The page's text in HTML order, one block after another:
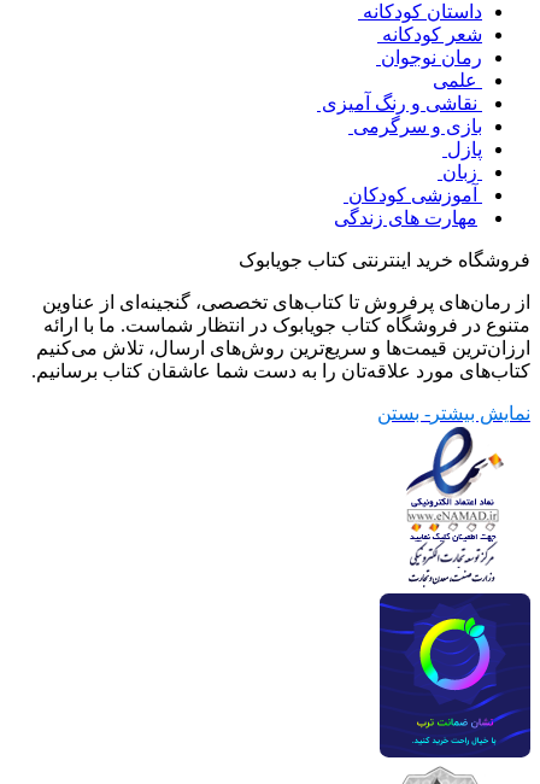
داستان کودکانه
شعر کودکانه
رمان نوجوان
علمی
نقاشی و رنگ آمیزی
بازی و سرگرمی
پازل
زبان
آموزشی کودکان
مهارت های زندگی
فروشگاه خرید اینترنتی کتاب جویابوک
از رمان‌های پرفروش تا کتاب‌های تخصصی، گنجینه‌ای از عناوین
متنوع در فروشگاه کتاب جویابوک در انتظار شماست. ما با ارائه
ارزان‌ترین قیمت‌ها و سریع‌ترین روش‌های ارسال، تلاش می‌کنیم
کتاب‌های مورد علاقه‌تان را به دست شما عاشقان کتاب برسانیم.
نمایش بیشتر - بستن